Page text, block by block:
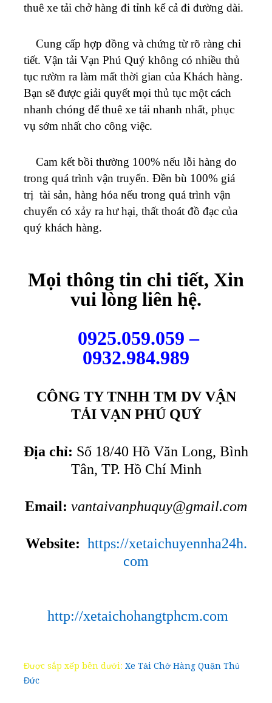
thuê xe tải chở hàng đi tỉnh kể cả đi đường dài.
Cung cấp hợp đồng và chứng từ rõ ràng chi
tiết. Vận tải Vạn Phú Quý không có nhiều thủ
tục rườm ra làm mất thời gian của Khách hàng.
Bạn sẽ được giải quyết mọi thủ tục một cách
nhanh chóng để thuê xe tải nhanh nhất, phục
vụ sớm nhất cho công việc.
Cam kết bồi thường 100% nếu lỗi hàng do
trong quá trình vận truyển. Đền bù 100% giá
trị tài sản, hàng hóa nếu trong quá trình vận
chuyển có xảy ra hư hại, thất thoát đồ đạc của
quý khách hàng.
Mọi thông tin chi tiết, Xin
vui lòng liên hệ.
0925.059.059 –
0932.984.989
CÔNG TY TNHH TM DV VẬN
TẢI VẠN PHÚ QUÝ
Địa chỉ: Số 18/40 Hồ Văn Long, Bình
Tân, TP. Hồ Chí Minh
Email: vantaivanphuquy@gmail.com
Website: https://xetaichuyennha24h.
com
http://xetaichohangtphcm.com
Được sắp xếp bên dưới: Xe Tải Chở Hàng Quận Thủ
Đức